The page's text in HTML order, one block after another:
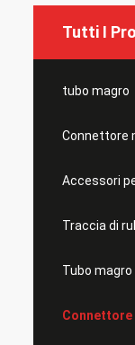
Tutti I
tubo magro
Connettore
Accessori
Traccia di
Tubo magro
Connettore